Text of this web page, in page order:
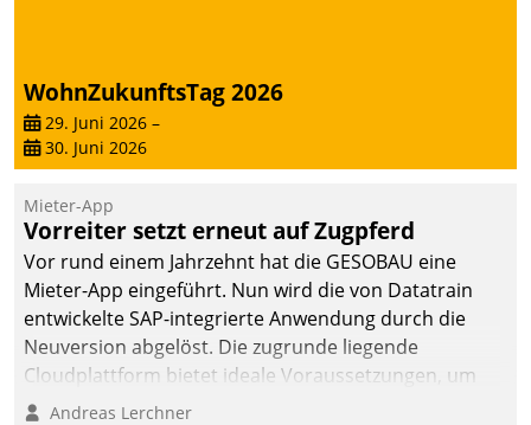
WohnZukunftsTag 2026
29. Juni 2026 –
30. Juni 2026
Mieter-App
Vorreiter setzt erneut auf Zugpferd
Vor rund einem Jahrzehnt hat die GESOBAU eine
Mieter-App eingeführt. Nun wird die von Datatrain
entwickelte SAP-integrierte Anwendung durch die
Neuversion abgelöst. Die zugrunde liegende
Cloudplattform bietet ideale Voraussetzungen, um
die Funktionalität der App zu erweitern und weitere
Andreas Lerchner